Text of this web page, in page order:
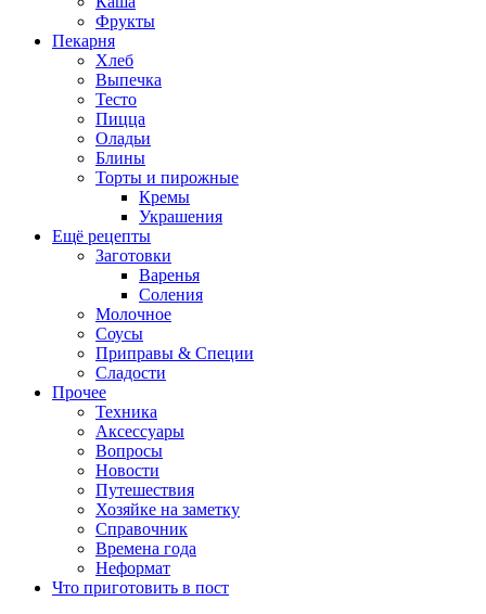
Фрукты
Пекарня
Хлеб
Выпечка
Тесто
Пицца
Оладьи
Блины
Торты и пирожные
Кремы
Украшения
Ещё рецепты
Заготовки
Варенья
Соления
Молочное
Соусы
Приправы & Специи
Сладости
Прочее
Техника
Аксессуары
Вопросы
Новости
Путешествия
Хозяйке на заметку
Справочник
Времена года
Неформат
Что приготовить в пост